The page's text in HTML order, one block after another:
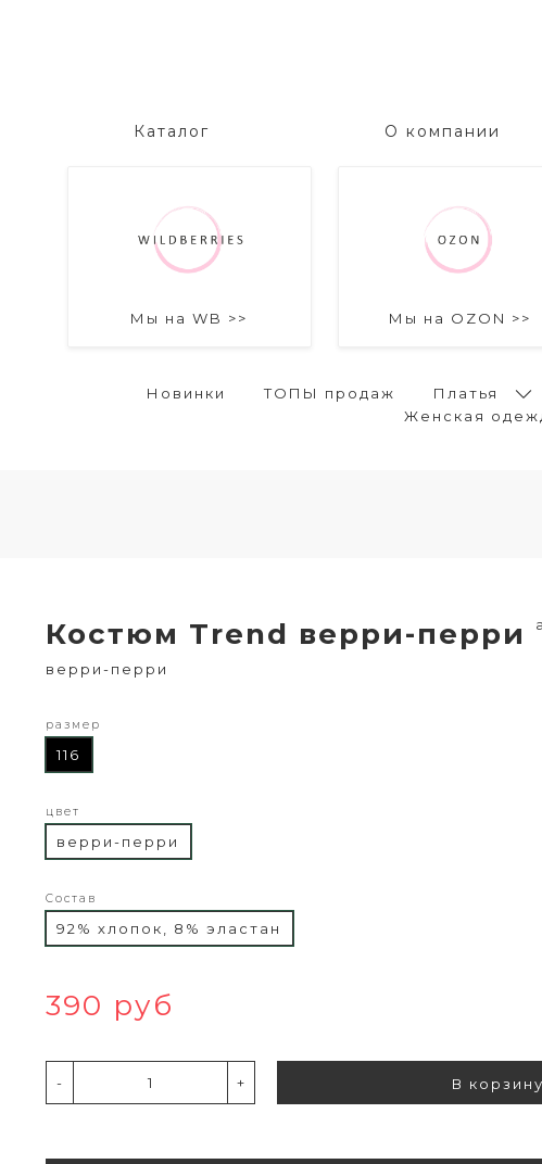
Каталог О компании
Мы на WB >> Мы на OZON >>
Новинки ТОПЫ продаж Платья
Женская
Костюм Trend верри-перри
верри-перри
размер
116
цвет
верри-перри
Состав
92% хлопок, 8% эластан
390 руб
- + В корзину